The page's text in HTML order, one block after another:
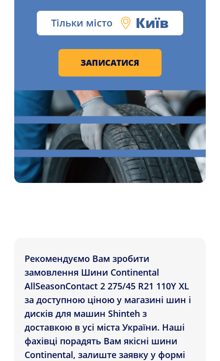
Тільки місто Київ
ЗАПИСАТИСЯ
Рекомендуємо Вам зробити
замовлення Шини Continental
AllSeasonContact 2 275/45 R21 110Y XL
за доступною ціною у магазині шин і
дисків для машин Shinteh з
доставкою в усі міста України. Наші
фахівці порадять Вам якісні шини
Continental, залиште заявку у формі